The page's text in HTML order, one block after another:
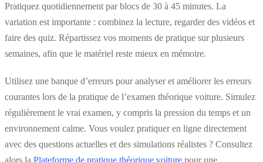
Pratiquez quotidiennement par blocs de 30 à 45 minutes. La
variation est importante : combinez la lecture, regarder des vidéos et
faire des quiz. Répartissez vos moments de pratique sur plusieurs
semaines, afin que le matériel reste mieux en mémoire.
Utilisez une banque d’erreurs pour analyser et améliorer les erreurs
courantes lors de la pratique de l’examen théorique voiture. Simulez
régulièrement le vrai examen, y compris la pression du temps et un
environnement calme. Vous voulez pratiquer en ligne directement
avec des questions actuelles et des simulations réalistes ? Consultez
alors la Plateforme de pratique théorique voiture pour une